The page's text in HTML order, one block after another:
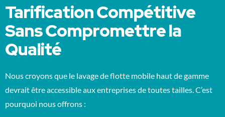
Tarification Compétitive
Sans Compromettre la
Qualité
Nous croyons que le lavage de flotte mobile haut de gamme
devrait être accessible aux entreprises de toutes tailles. C’est
pourquoi nous offrons :